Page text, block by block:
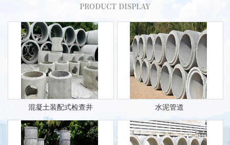
PRODUCT DISPLAY
混凝土装配式检查井 水泥管道